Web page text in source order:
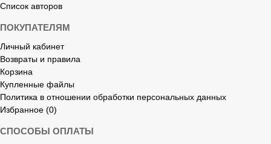
Список авторов
ПОКУПАТЕЛЯМ
Личный кабинет
Возвраты и правила
Корзина
Купленные файлы
Политика в отношении обработки персональных данных
Избранное (0)
СПОСОБЫ ОПЛАТЫ